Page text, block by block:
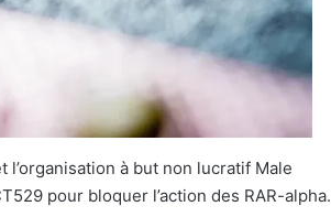
l’organisation à but non lucratif Male
pour bloquer l’action des RAR-alpha.